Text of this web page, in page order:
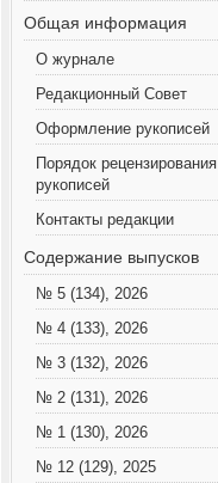
Общая информация
О журнале
Редакционный Совет
Оформление рукописей
Порядок рецензирования
рукописей
Контакты редакции
Содержание выпусков
№ 5 (134), 2026
№ 4 (133), 2026
№ 3 (132), 2026
№ 2 (131), 2026
№ 1 (130), 2026
№ 12 (129), 2025